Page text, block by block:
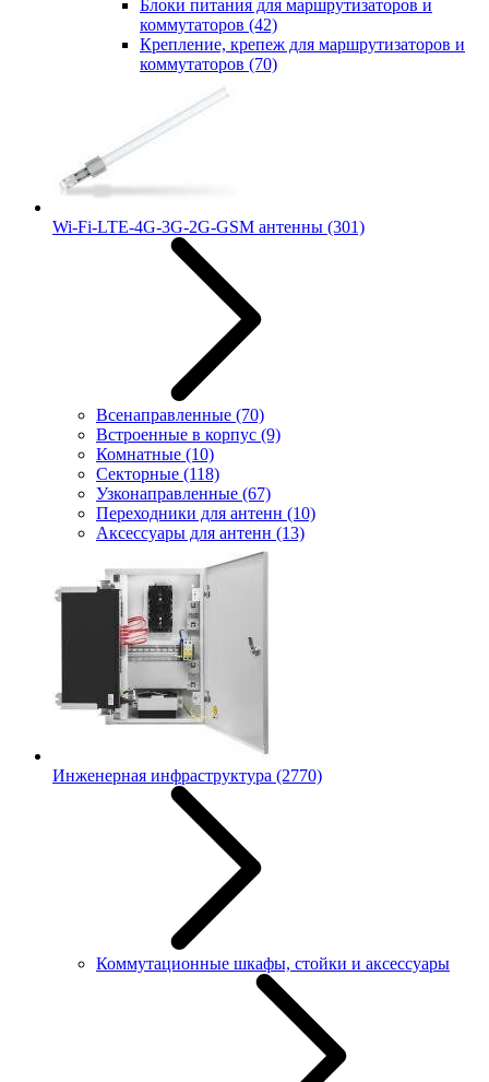
Блоки питания для маршрутизаторов и
коммутаторов (42)
Крепление, крепеж для маршрутизаторов и
коммутаторов (70)
Wi-Fi-LTE-4G-3G-2G-GSM антенны (301)
Всенаправленные (70)
Встроенные в корпус (9)
Комнатные (10)
Секторные (118)
Узконаправленные (67)
Переходники для антенн (10)
Аксессуары для антенн (13)
Инженерная инфраструктура (2770)
Коммутационные шкафы, стойки и аксессуары